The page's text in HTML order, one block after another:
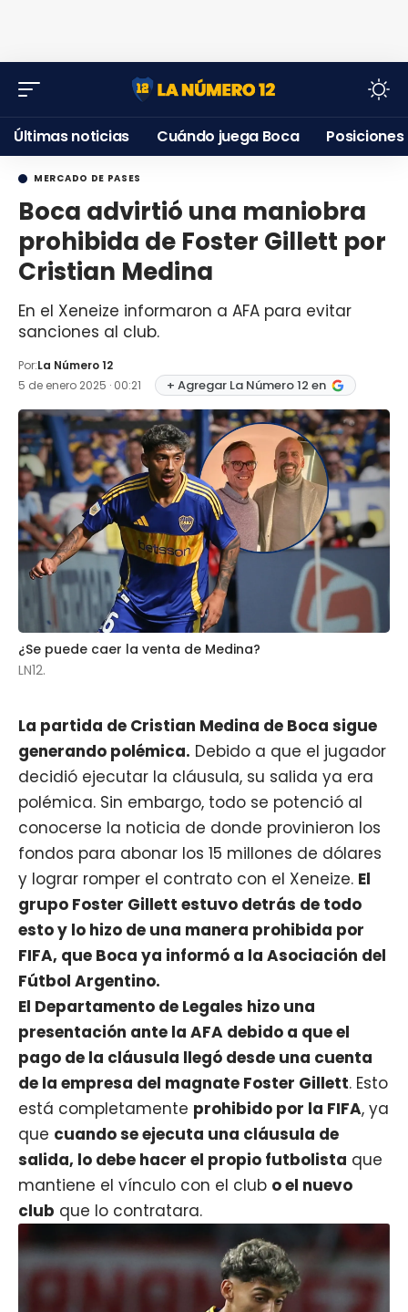
Últimas noticias Cuándo juega Boca Posiciones
MERCADO DE PASES
Boca advirtió una maniobra
prohibida de Foster Gillett por
Cristian Medina
En el Xeneize informaron a AFA para evitar
sanciones al club.
Por:La Número 12
5 de enero 2025 · 00:21
+ Agregar La Número 12 en
¿Se puede caer la venta de Medina?
LN12.
La partida de Cristian Medina de Boca sigue
generando polémica. Debido a que el jugador
decidió ejecutar la cláusula, su salida ya era
polémica. Sin embargo, todo se potenció al
conocerse la noticia de donde provinieron los
fondos para abonar los 15 millones de dólares
y lograr romper el contrato con el Xeneize. El
grupo Foster Gillett estuvo detrás de todo
esto y lo hizo de una manera prohibida por
FIFA, que Boca ya informó a la Asociación del
Fútbol Argentino.
El Departamento de Legales hizo una
presentación ante la AFA debido a que el
pago de la cláusula llegó desde una cuenta
de la empresa del magnate Foster Gillett. Esto
está completamente prohibido por la FIFA, ya
que cuando se ejecuta una cláusula de
salida, lo debe hacer el propio futbolista que
mantiene el vínculo con el club o el nuevo
club que lo contratara.